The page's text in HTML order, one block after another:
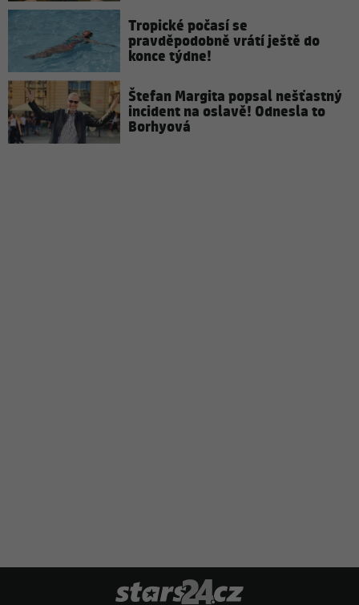
Tropické počasí se
pravděpodobně vrátí ještě do
konce týdne!
Štefan Margita popsal nešťastný
incident na oslavě! Odnesla to
Borhyová